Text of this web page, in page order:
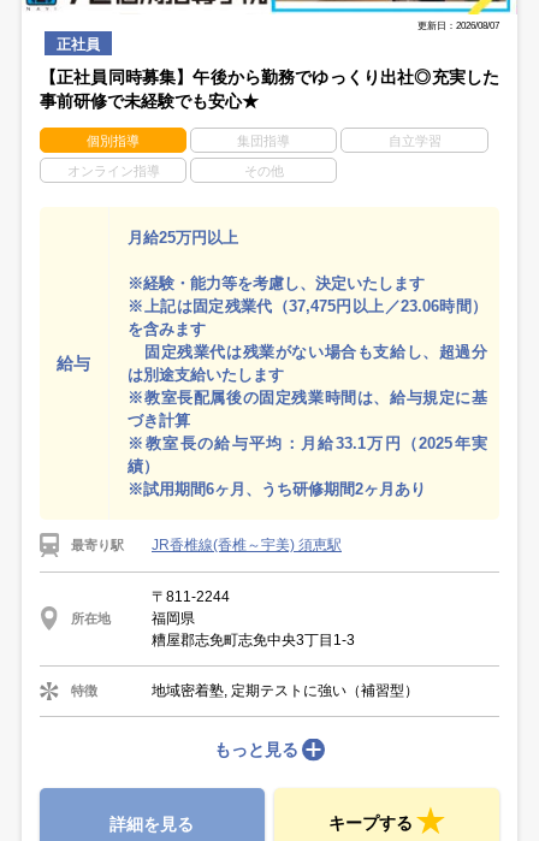
更新日：2026/08/07
正社員
【正社員同時募集】午後から勤務でゆっくり出社◎充実した
事前研修で未経験でも安心★
個別指導 集団指導 自立学習
オンライン指導 その他
給与
月給25万円以上
※経験・能力等を考慮し、決定いたします
※上記は固定残業代（37,475円以上／23.06時間）
を含みます
固定残業代は残業がない場合も支給し、超過分
は別途支給いたします
※教室長配属後の固定残業時間は、給与規定に基
づき計算
※教室長の給与平均：月給33.1万円（2025年実
績）
※試用期間6ヶ月、うち研修期間2ヶ月あり
最寄り駅 JR香椎線(香椎～宇美) 須恵駅
所在地
〒811-2244
福岡県
糟屋郡志免町志免中央3丁目1-3
特徴 地域密着塾, 定期テストに強い（補習型）
もっと見る
詳細を見る キープする